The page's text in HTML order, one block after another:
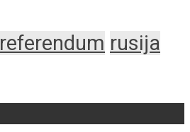
referendum rusija